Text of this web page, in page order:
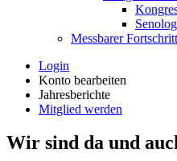
Messbarer Fortschritt
Login
Konto bearbeiten
Jahresberichte
Mitglied werden
Wir sind da und